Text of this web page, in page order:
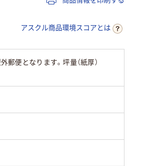
なし
アスクル商品環境スコアとは
便となります。坪量（紙厚）